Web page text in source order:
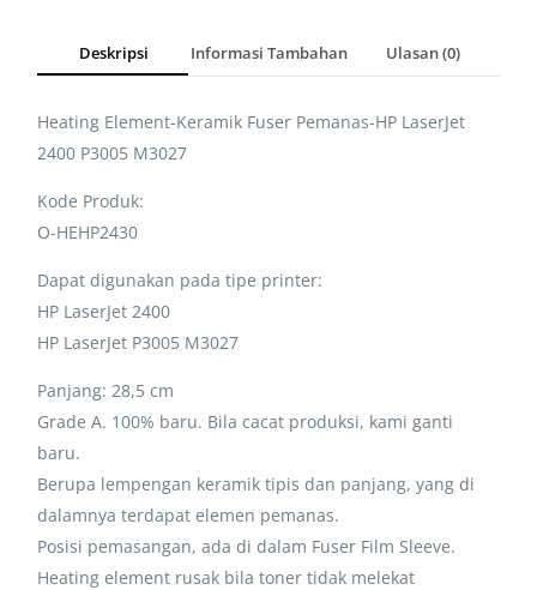
Deskripsi Informasi Tambahan Ulasan (0)
Heating Element-Keramik Fuser Pemanas-HP LaserJet
2400 P3005 M3027
Kode Produk:
O-HEHP2430
Dapat digunakan pada tipe printer:
HP LaserJet 2400
HP LaserJet P3005 M3027
Panjang: 28,5 cm
Grade A. 100% baru. Bila cacat produksi, kami ganti
baru.
Berupa lempengan keramik tipis dan panjang, yang di
dalamnya terdapat elemen pemanas.
Posisi pemasangan, ada di dalam Fuser Film Sleeve.
Heating element rusak bila toner tidak melekat